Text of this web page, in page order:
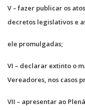
V – fazer publicar os
decretos legislativos e
ele promulgadas;
VI – declarar extinto o
Vereadores, nos casos
VII – apresentar ao